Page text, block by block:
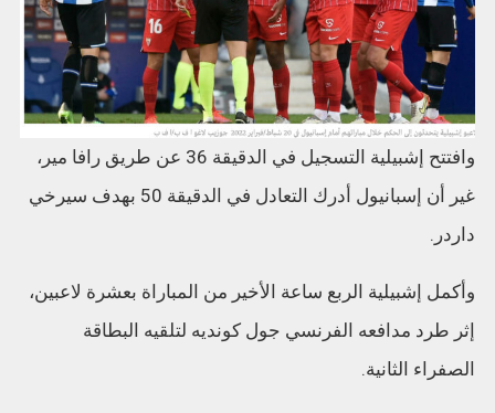
وافتتح إشبيلية التسجيل في الدقيقة 36 عن طريق رافا مير،
غير أن إسبانيول أدرك التعادل في الدقيقة 50 بهدف سيرخي
داردر.
وأكمل إشبيلية الربع ساعة الأخير من المباراة بعشرة لاعبين،
إثر طرد مدافعه الفرنسي جول كونديه لتلقيه البطاقة
الصفراء الثانية.